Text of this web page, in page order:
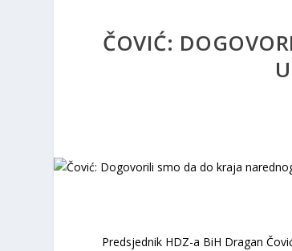
ČOVIĆ:
Predsjednik HDZ-a BiH Dragan